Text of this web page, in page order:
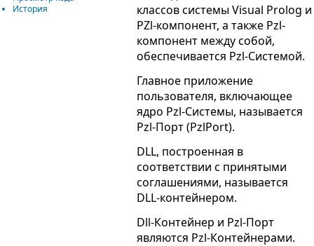
классов системы Visual Prolog и
PZl-компонент, а также Pzl-
компонент между собой,
обеспечивается Pzl-Системой.
Главное приложение
пользователя, включающее
ядро Pzl-Системы, называется
Pzl-Порт (PzlPort).
DLL, построенная в
соответствии с принятыми
соглашениями, называется
DLL-контейнером.
Dll-Контейнер и Pzl-Порт
являются Pzl-Контейнерами.
История